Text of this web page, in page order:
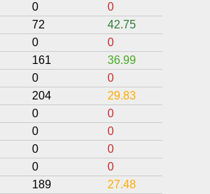
0 0
72 42.75
0 0
161 36.99
0 0
204 29.83
0 0
0 0
0 0
0 0
189 27.48